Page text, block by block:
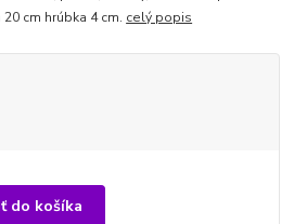
cm hrúbka 4 cm. celý popis
do košíka